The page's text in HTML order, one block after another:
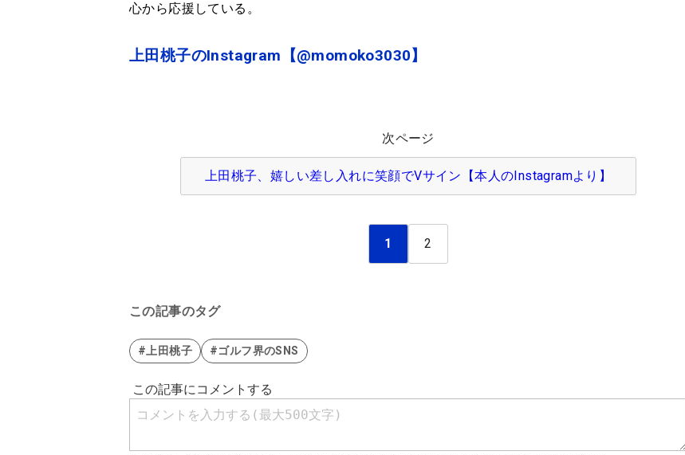
心から応援している。
上田桃子のInstagram【@momoko3030】
次ページ
上田桃子、嬉しい差し入れに笑顔でVサイン【本人のInstagramより】
1 2
この記事のタグ
#上田桃子 #ゴルフ界のSNS